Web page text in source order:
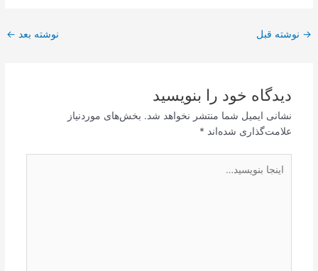
پیمایش
→ نوشته قبل نوشته بعد ←
دیدگاه‌ خود را بنویسید
نشانی ایمیل شما منتشر نخواهد شد. بخش‌های موردنیاز
علامت‌گذاری شده‌اند *
بنویسید…